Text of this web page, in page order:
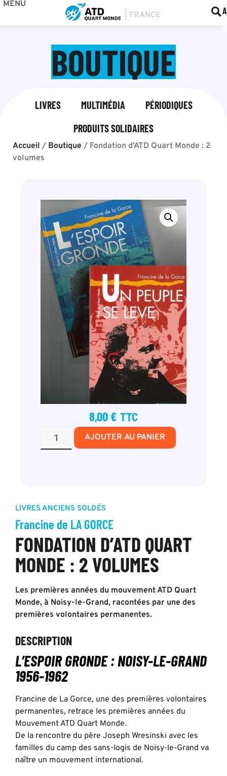
MENU
BOUTIQUE
LIVRES MULTIMÉDIA
PÉRIODIQUES
PRODUITS SOLIDAIRES
Accueil / Boutique / Fondation d’ATD Quart Monde : 2
volumes
8,00€ TTC
AJOUTER AU PANIER
LIVRES ANCIENS SOLDÉS
Francine de LA GORCE
FONDATION D’ATD QUART
MONDE : 2 VOLUMES
Les premières années du mouvement ATD Quart
Monde, à Noisy-le-Grand, racontées par une des
premières volontaires permanentes.
DESCRIPTION
L’ESPOIR GRONDE :NOISY-LE-GRAND
1956-1962
Francine de La Gorce, une des premières volontaires
permanentes, retrace les premières années du
Mouvement ATD Quart Monde.
De la rencontre du père Joseph Wresinski avec les
familles du camp des sans-logis de Noisy-le-Grand va
naître un mouvement international.